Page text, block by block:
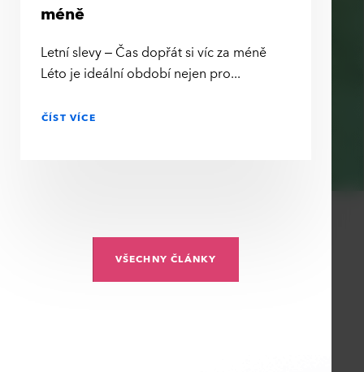
méně
Letní slevy – Čas dopřát si víc za méně
Léto je ideální období nejen pro
ČÍST VÍCE
VŠECHNY ČLÁNKY